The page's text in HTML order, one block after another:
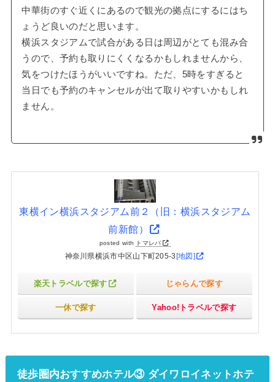
中華街のすぐ近くにあるので観光の拠点にするにはち
ょうど良いのだと思います。
横浜スタジアムで試合がある日は周辺がとても混み合
うので、予約も取りにくくなるかもしれませんから、
気をつけたほうがいいですね。ただ、5時をすぎると
当日でも予約のキャンセルが出て取りやすいかもしれ
ません。
東横イン横浜スタジアム前２（旧：横浜スタジアム
前新館）
posted with トマレバ
神奈川県横浜市中区山下町205-3[地図]
楽天トラベルで探す じゃらんで探す
一休で探す Yahoo!トラベルで探す
徒歩圏内おすすめホテル③ ダイワロイネットホテ